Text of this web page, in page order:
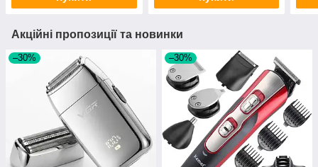
Акційні пропозиції та новинки
–30% –30%